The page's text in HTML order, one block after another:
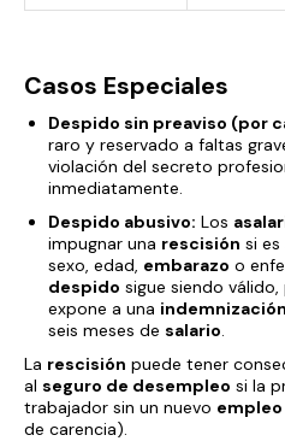
Casos Especiales
Despido sin preaviso (por
raro y reservado a faltas
violación del secreto
inmediatamente.
Despido abusivo: Los
impugnar una rescisión si
sexo, edad, embarazo o
despido sigue siendo válido,
expone a una indemnización
seis meses de salario.
La rescisión puede tener
al seguro de desempleo si la
trabajador sin un nuevo empleo
de carencia).